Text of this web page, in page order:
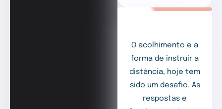
O acolhimento e a
forma de instruir a
distância, hoje tem
sido um desafio. As
respostas e